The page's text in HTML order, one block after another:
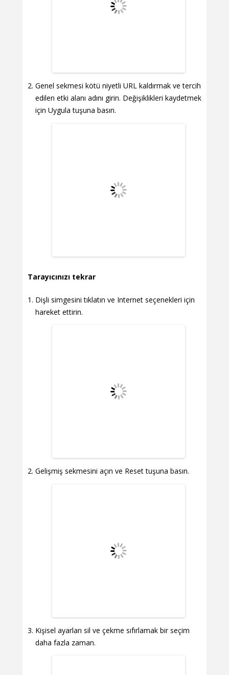
Genel sekmesi kötü niyetli URL kaldırmak ve tercih
edilen etki alanı adını girin. Değişiklikleri kaydetmek
için Uygula tuşuna basın.
Tarayıcınızı tekrar
Dişli simgesini tıklatın ve Internet seçenekleri için
hareket ettirin.
Gelişmiş sekmesini açın ve Reset tuşuna basın.
Kişisel ayarları sil ve çekme sıfırlamak bir seçim
daha fazla zaman.